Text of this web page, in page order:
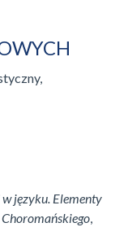
w języku. Elementy